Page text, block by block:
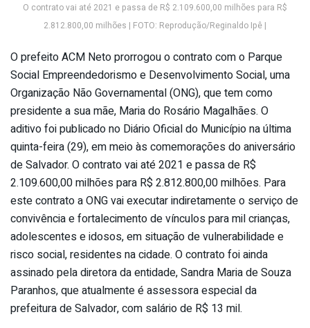
O contrato vai até 2021 e passa de R$ 2.109.600,00 milhões para R$
2.812.800,00 milhões | FOTO: Reprodução/Reginaldo Ipê |
O prefeito ACM Neto prorrogou o contrato com o Parque
Social Empreendedorismo e Desenvolvimento Social, uma
Organização Não Governamental (ONG), que tem como
presidente a sua mãe, Maria do Rosário Magalhães. O
aditivo foi publicado no Diário Oficial do Município na última
quinta-feira (29), em meio às comemorações do aniversário
de Salvador. O contrato vai até 2021 e passa de R$
2.109.600,00 milhões para R$ 2.812.800,00 milhões. Para
este contrato a ONG vai executar indiretamente o serviço de
convivência e fortalecimento de vínculos para mil crianças,
adolescentes e idosos, em situação de vulnerabilidade e
risco social, residentes na cidade. O contrato foi ainda
assinado pela diretora da entidade, Sandra Maria de Souza
Paranhos, que atualmente é assessora especial da
prefeitura de Salvador, com salário de R$ 13 mil.